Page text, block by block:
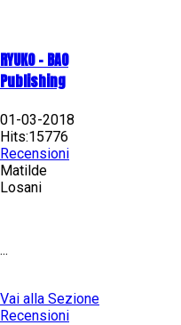
RYUKO - BAO
Publishing
01-03-2018
Hits:15776
Recensioni
Matilde
Losani
...
Vai alla Sezione
Recensioni